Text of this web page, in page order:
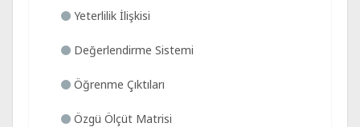
Yeterlilik İlişkisi
Değerlendirme Sistemi
Öğrenme Çıktıları
Özgü Ölçüt Matrisi